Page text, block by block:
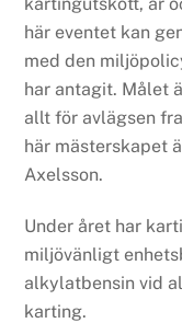
här eventet kan
med den
har antagit. Målet
allt för avlägsen
här mästerskapet
Axelsson.
Under året har
miljövänligt
alkylatbensin vid
karting.